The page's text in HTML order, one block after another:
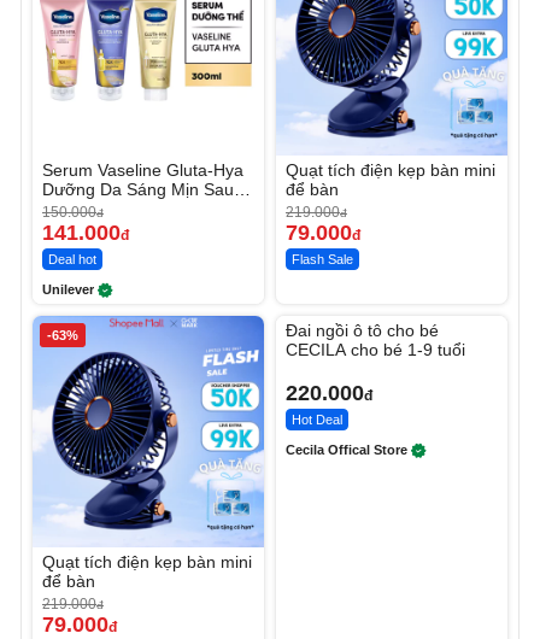
Serum Vaseline Gluta-Hya
Dưỡng Da Sáng Mịn Sau 7
Ngày
150.000đ
141.000đ
Deal hot
Unilever
Quạt tích điện kẹp bàn mini
để bàn
219.000đ
79.000đ
Flash Sale
-63%
Quạt tích điện kẹp bàn mini
để bàn
219.000đ
79.000đ
Đai ngồi ô tô cho bé
CECILA cho bé 1-9 tuổi
220.000đ
Hot Deal
Cecila Offical Store